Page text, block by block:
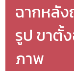
ฉากหลั
รูป ขาตั้
ภาพ